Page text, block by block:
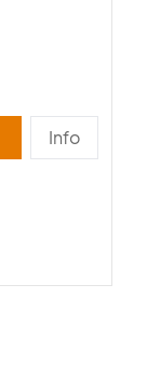
Info